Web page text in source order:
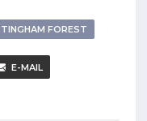
FOREST
E-MAIL